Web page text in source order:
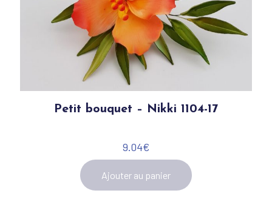
Petit bouquet – Nikki 1104-17
9.04€
Ajouter au panier